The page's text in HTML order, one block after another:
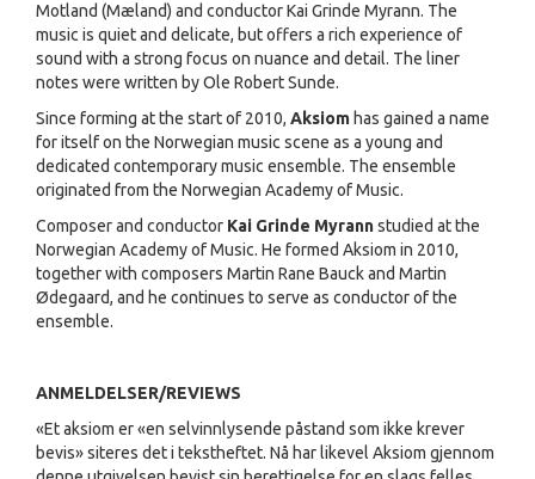
Motland (Mæland) and conductor Kai Grinde Myrann. The
music is quiet and delicate, but offers a rich experience of
sound with a strong focus on nuance and detail. The liner
notes were written by Ole Robert Sunde.
Since forming at the start of 2010, Aksiom has gained a name
for itself on the Norwegian music scene as a young and
dedicated contemporary music ensemble. The ensemble
originated from the Norwegian Academy of Music.
Composer and conductor Kai Grinde Myrannstudied at the
Norwegian Academy of Music. He formed Aksiom in 2010,
together with composers Martin Rane Bauck and Martin
Ødegaard, and he continues to serve as conductor of the
ensemble.
ANMELDELSER/REVIEWS
«Et aksiom er «en selvinnlysende påstand som ikke krever
bevis» siteres det i tekstheftet. Nå har likevel Aksiom gjennom